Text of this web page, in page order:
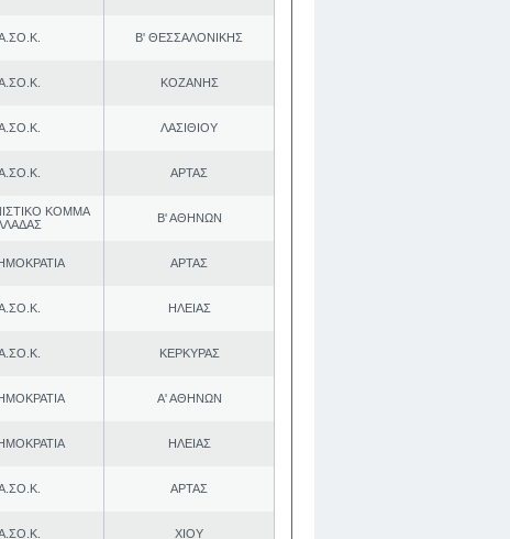
Β' ΘΕΣΣΑΛΟΝΙΚΗΣ
ΚΟΖΑΝΗΣ
ΛΑΣΙΘΙΟΥ
ΑΡΤΑΣ
ΚΟΜΜΑ
Β' ΑΘΗΝΩΝ
ΑΡΤΑΣ
ΗΛΕΙΑΣ
ΚΕΡΚΥΡΑΣ
Α' ΑΘΗΝΩΝ
ΗΛΕΙΑΣ
ΑΡΤΑΣ
ΧΙΟΥ